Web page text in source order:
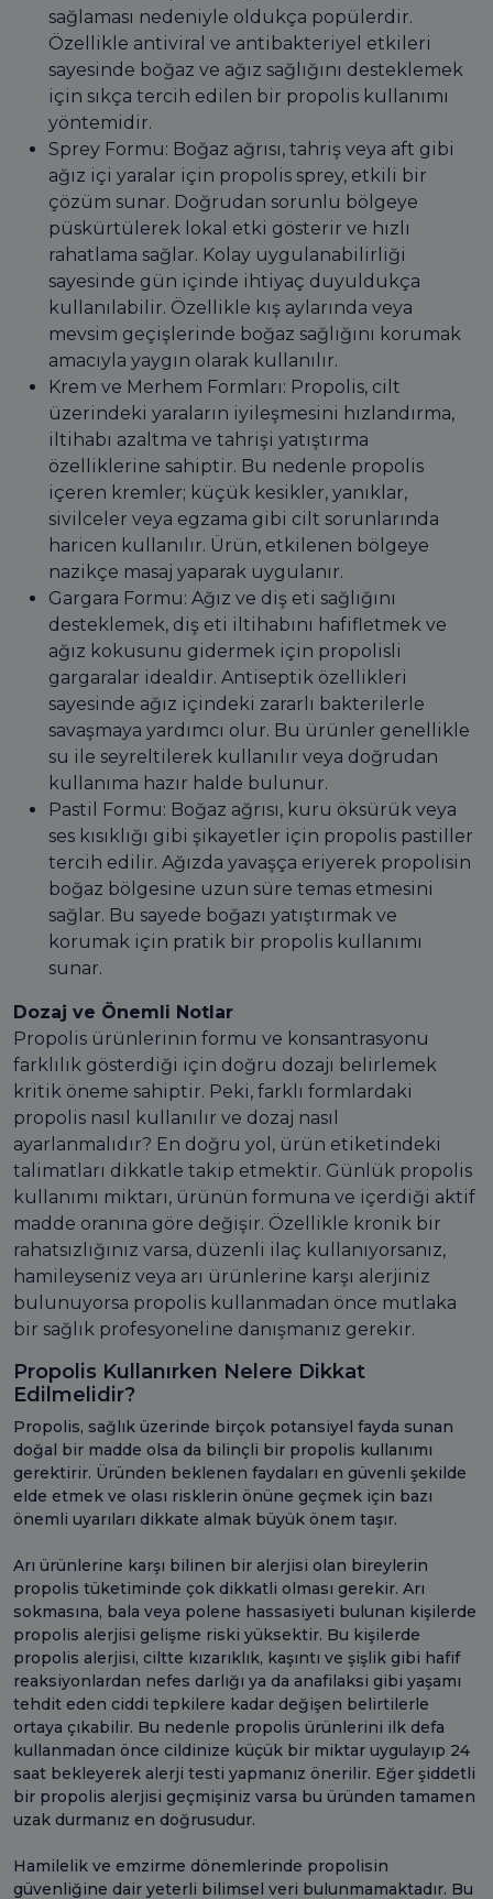
sağlaması nedeniyle oldukça popülerdir.
Özellikle antiviral ve antibakteriyel etkileri
sayesinde boğaz ve ağız sağlığını desteklemek
için sıkça tercih edilen bir propolis kullanımı
yöntemidir.
Sprey Formu: Boğaz ağrısı, tahriş veya aft gibi
ağız içi yaralar için propolis sprey, etkili bir
çözüm sunar. Doğrudan sorunlu bölgeye
püskürtülerek lokal etki gösterir ve hızlı
rahatlama sağlar. Kolay uygulanabilirliği
sayesinde gün içinde ihtiyaç duyuldukça
kullanılabilir. Özellikle kış aylarında veya
mevsim geçişlerinde boğaz sağlığını korumak
amacıyla yaygın olarak kullanılır.
Krem ve Merhem Formları: Propolis, cilt
üzerindeki yaraların iyileşmesini hızlandırma,
iltihabı azaltma ve tahrişi yatıştırma
özelliklerine sahiptir. Bu nedenle propolis
içeren kremler; küçük kesikler, yanıklar,
sivilceler veya egzama gibi cilt sorunlarında
haricen kullanılır. Ürün, etkilenen bölgeye
nazikçe masaj yaparak uygulanır.
Gargara Formu: Ağız ve diş eti sağlığını
desteklemek, diş eti iltihabını hafifletmek ve
ağız kokusunu gidermek için propolisli
gargaralar idealdir. Antiseptik özellikleri
sayesinde ağız içindeki zararlı bakterilerle
savaşmaya yardımcı olur. Bu ürünler genellikle
su ile seyreltilerek kullanılır veya doğrudan
kullanıma hazır halde bulunur.
Pastil Formu: Boğaz ağrısı, kuru öksürük veya
ses kısıklığı gibi şikayetler için propolis pastiller
tercih edilir. Ağızda yavaşça eriyerek propolisin
boğaz bölgesine uzun süre temas etmesini
sağlar. Bu sayede boğazı yatıştırmak ve
korumak için pratik bir propolis kullanımı
sunar.
Dozaj ve Önemli Notlar
Propolis ürünlerinin formu ve konsantrasyonu
farklılık gösterdiği için doğru dozajı belirlemek
kritik öneme sahiptir. Peki, farklı formlardaki
propolis nasıl kullanılır ve dozaj nasıl
ayarlanmalıdır? En doğru yol, ürün etiketindeki
talimatları dikkatle takip etmektir. Günlük propolis
kullanımı miktarı, ürünün formuna ve içerdiği aktif
madde oranına göre değişir. Özellikle kronik bir
rahatsızlığınız varsa, düzenli ilaç kullanıyorsanız,
hamileyseniz veya arı ürünlerine karşı alerjiniz
bulunuyorsa propolis kullanmadan önce mutlaka
bir sağlık profesyoneline danışmanız gerekir.
Propolis Kullanırken Nelere Dikkat
Edilmelidir?
Propolis, sağlık üzerinde birçok potansiyel fayda sunan
doğal bir madde olsa da bilinçli bir propolis kullanımı
gerektirir. Üründen beklenen faydaları en güvenli şekilde
elde etmek ve olası risklerin önüne geçmek için bazı
önemli uyarıları dikkate almak büyük önem taşır.
Arı ürünlerine karşı bilinen bir alerjisi olan bireylerin
propolis tüketiminde çok dikkatli olması gerekir. Arı
sokmasına, bala veya polene hassasiyeti bulunan kişilerde
propolis alerjisi gelişme riski yüksektir. Bu kişilerde
propolis alerjisi, ciltte kızarıklık, kaşıntı ve şişlik gibi hafif
reaksiyonlardan nefes darlığı ya da anafilaksi gibi yaşamı
tehdit eden ciddi tepkilere kadar değişen belirtilerle
ortaya çıkabilir. Bu nedenle propolis ürünlerini ilk defa
kullanmadan önce cildinize küçük bir miktar uygulayıp 24
saat bekleyerek alerji testi yapmanız önerilir. Eğer şiddetli
bir propolis alerjisi geçmişiniz varsa bu üründen tamamen
uzak durmanız en doğrusudur.
Hamilelik ve emzirme dönemlerinde propolisin
güvenliğine dair yeterli bilimsel veri bulunmamaktadır. Bu